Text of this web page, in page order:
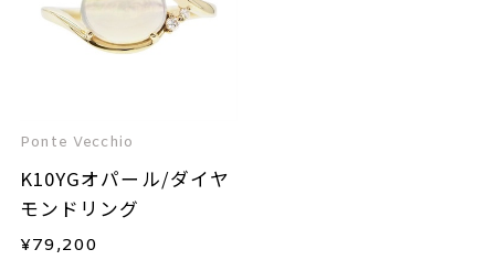
Ponte Vecchio
K10YGオパール/ダイヤ
モンドリング
¥79,200